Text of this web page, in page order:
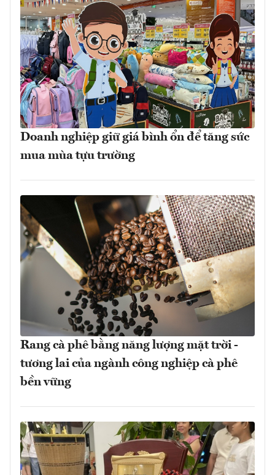
Doanh nghiệp giữ giá bình ổn để tăng sức
mua mùa tựu trường
Rang cà phê bằng năng lượng mặt trời -
tương lai của ngành công nghiệp cà phê
bền vững